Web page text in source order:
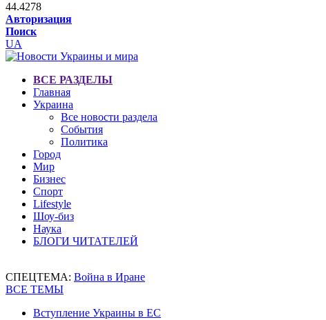
44.4278
Авторизация
Поиск
UA
ВСЕ РАЗДЕЛЫ
Главная
Украина
Все новости раздела
События
Политика
Город
Мир
Бизнес
Спорт
Lifestyle
Шоу-биз
Наука
БЛОГИ ЧИТАТЕЛЕЙ
СПЕЦТЕМА: Война в Иране
ВСЕ ТЕМЫ
Вступление Украины в ЕС